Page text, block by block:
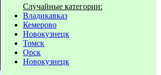
Случайные категории:
Владикавказ
Кемерово
Новокузнецк
Томск
Орск
Новокузнецк